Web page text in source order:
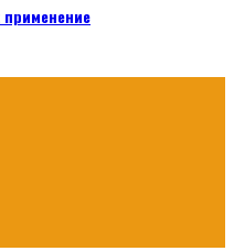
применение